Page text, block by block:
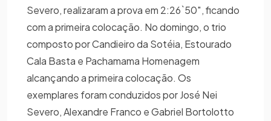
Severo, realizaram a prova em 2:26`50″, ficando
com a primeira colocação. No domingo, o trio
composto por Candieiro da Sotéia, Estourado
Cala Basta e Pachamama Homenagem
alcançando a primeira colocação. Os
exemplares foram conduzidos por José Nei
Severo, Alexandre Franco e Gabriel Bortolotto